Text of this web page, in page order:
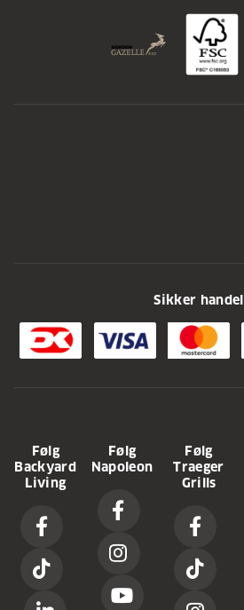
Sikker handel
Følg
Backyard
Living
Følg
Napoleon
Følg
Traeger
Grills